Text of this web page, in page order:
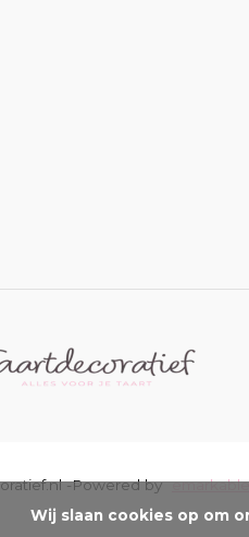
-Powered by emarkable
Wij slaan cookies op om